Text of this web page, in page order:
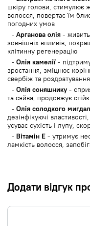
шкіру голови, стимулює
волосся, повертає їм
погодних умов
Арганова олія- живить
зовнішніх впливів,
клітинну регенерацію
Олія камелії-
зростання, зміцнює
свербіж та роздратування
Олія соняшнику-
та сяйва, продовжує
Олія солодкого
дезінфікуючі
усуває сухість і лупу,
Вітамін Е- утримує
ламкість волосся,
Додати відгук